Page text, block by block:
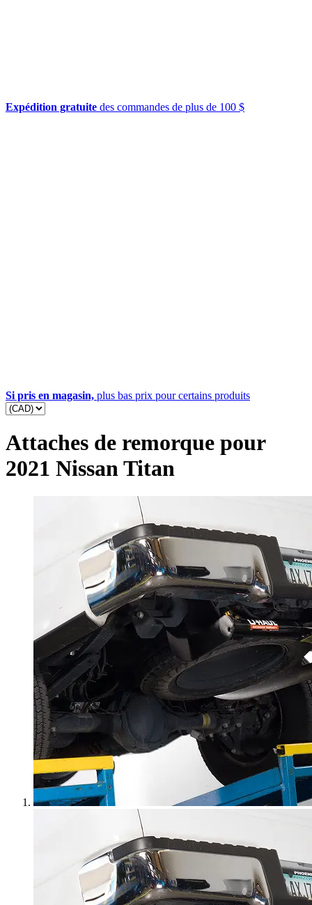
Expédition gratuite des commandes de plus de 100 $
Si pris en magasin, plus bas prix pour certains produits
Attaches de remorque pour
2021 Nissan Titan